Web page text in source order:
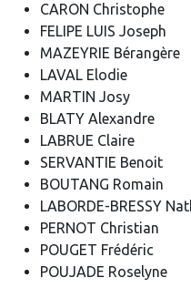
CARON Christophe
FELIPE LUIS Joseph
MAZEYRIE Bérangère
LAVAL Elodie
MARTIN Josy
BLATY Alexandre
LABRUE Claire
SERVANTIE Benoit
BOUTANG Romain
LABORDE-BRESSY
PERNOT Christian
POUGET Frédéric
POUJADE Roselyne